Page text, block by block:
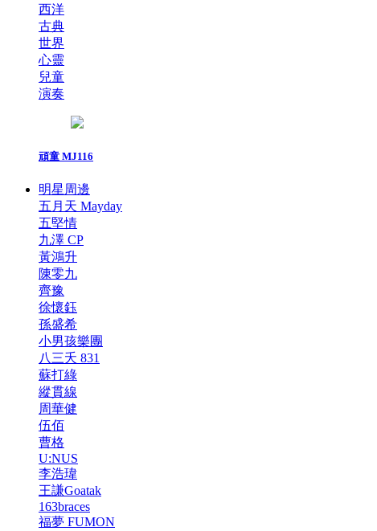
西洋
古典
世界
心靈
兒童
演奏
頑童 MJ116
明星周邊
五月天 Mayday
五堅情
九澤 CP
黃鴻升
陳零九
齊豫
徐懷鈺
孫盛希
小男孩樂團
八三夭 831
蘇打綠
縱貫線
周華健
伍佰
曹格
U:NUS
李浩瑋
王謙Goatak
163braces
福夢 FUMON